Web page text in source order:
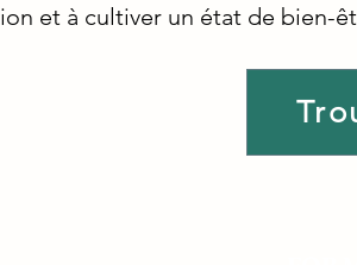
et à cultiver un état de bien-